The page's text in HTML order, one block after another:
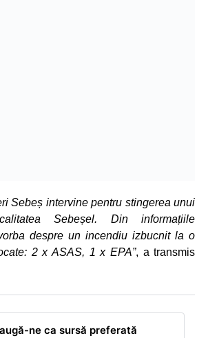
Sebeș intervine pentru stingerea unui
Sebeșel. Din informațiile
despre un incendiu izbucnit la o
2 x ASAS, 1 x EPA”, a transmis
ne ca sursă preferată